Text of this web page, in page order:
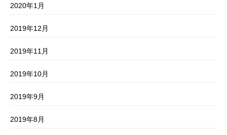
2020年1月
2019年12月
2019年11月
2019年10月
2019年9月
2019年8月